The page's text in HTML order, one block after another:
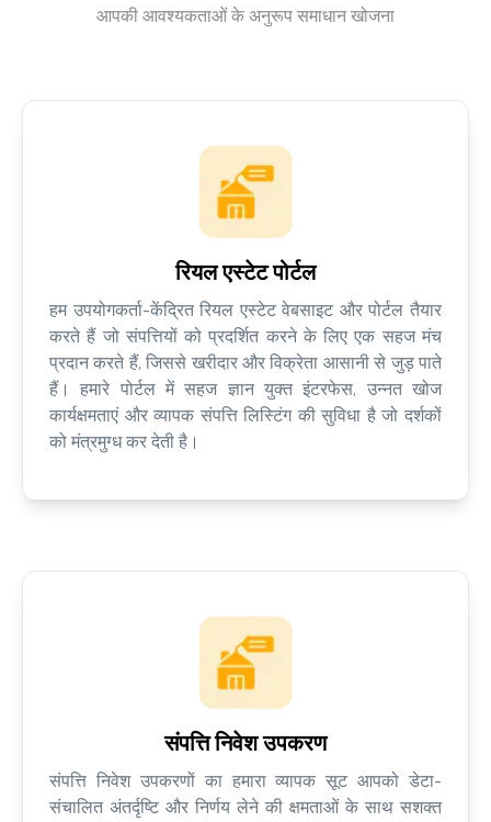
आपकी आवश्यकताओं के अनुरूप समाधान खोजना
रियल एस्टेट पोर्टल
हम उपयोगकर्ता-केंद्रित रियल एस्टेट वेबसाइट और पोर्टल तैयार
करते हैं जो संपत्तियों को प्रदर्शित करने के लिए एक सहज मंच
प्रदान करते हैं, जिससे खरीदार और विक्रेता आसानी से जुड़ पाते
हैं। हमारे पोर्टल में सहज ज्ञान युक्त इंटरफेस, उन्नत खोज
कार्यक्षमताएं और व्यापक संपत्ति लिस्टिंग की सुविधा है जो दर्शकों
को मंत्रमुग्ध कर देती है।
संपत्ति निवेश उपकरण
संपत्ति निवेश उपकरणों का हमारा व्यापक सूट आपको डेटा-
संचालित अंतर्दृष्टि और निर्णय लेने की क्षमताओं के साथ सशक्त